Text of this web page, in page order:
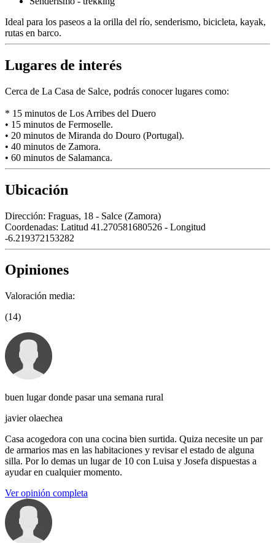
Ideal para los paseos a la orilla del río, senderismo, bicicleta, kayak,
rutas en barco.
Lugares de interés
Cerca de La Casa de Salce, podrás conocer lugares como:
* 15 minutos de Los Arribes del Duero
• 15 minutos de Fermoselle.
• 20 minutos de Miranda do Douro (Portugal).
• 40 minutos de Zamora.
• 60 minutos de Salamanca.
Ubicación
Dirección: Fraguas, 18 - Salce (Zamora)
Coordenadas: Latitud 41.270581680526 - Longitud
-6.219372153282
Opiniones
Valoración media:
(14)
buen lugar donde pasar una semana rural
javier olaechea
Casa acogedora con una cocina bien surtida. Quiza necesite un par
de armarios mas en las habitaciones y revisar el estado de alguna
silla. Por lo demas un lugar de 10 con Luisa y Josefa dispuestas a
ayudar en cualquier momento.
Ver opinión completa